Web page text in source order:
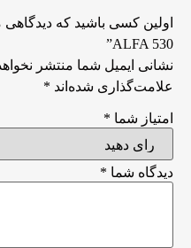
اولین کسی باشید که
ALFA 530”
نشانی ایمیل شما منتشر
علامت‌گذاری شده‌اند *
امتیاز شما *
دیدگاه شما *